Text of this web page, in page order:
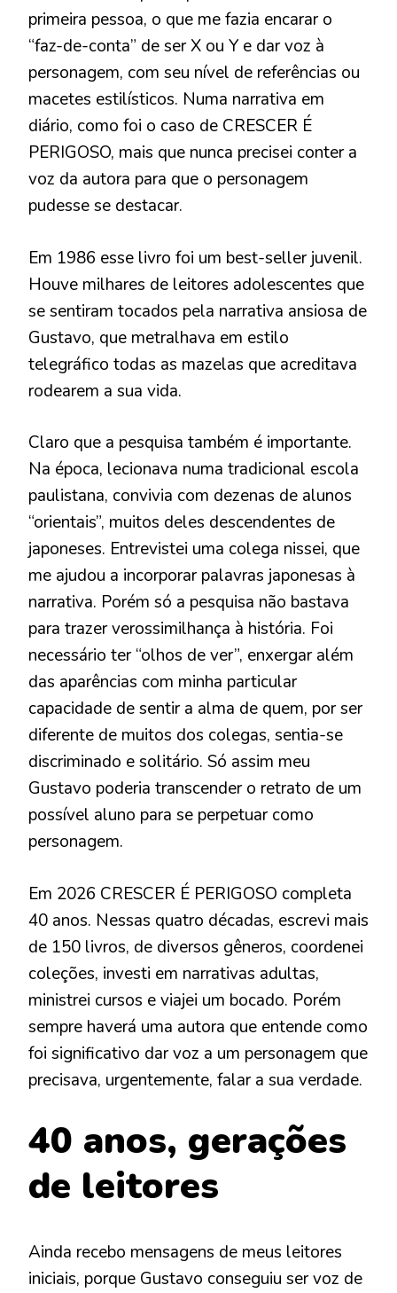
primeira pessoa, o que me fazia encarar o
“faz-de-conta” de ser X ou Y e dar voz à
personagem, com seu nível de referências ou
macetes estilísticos. Numa narrativa em
diário, como foi o caso de CRESCER É
PERIGOSO, mais que nunca precisei conter a
voz da autora para que o personagem
pudesse se destacar.
Em 1986 esse livro foi um best-seller juvenil.
Houve milhares de leitores adolescentes que
se sentiram tocados pela narrativa ansiosa de
Gustavo, que metralhava em estilo
telegráfico todas as mazelas que acreditava
rodearem a sua vida.
Claro que a pesquisa também é importante.
Na época, lecionava numa tradicional escola
paulistana, convivia com dezenas de alunos
“orientais”, muitos deles descendentes de
japoneses. Entrevistei uma colega nissei, que
me ajudou a incorporar palavras japonesas à
narrativa. Porém só a pesquisa não bastava
para trazer verossimilhança à história. Foi
necessário ter “olhos de ver”, enxergar além
das aparências com minha particular
capacidade de sentir a alma de quem, por ser
diferente de muitos dos colegas, sentia-se
discriminado e solitário. Só assim meu
Gustavo poderia transcender o retrato de um
possível aluno para se perpetuar como
personagem.
Em 2026 CRESCER É PERIGOSO completa
40 anos. Nessas quatro décadas, escrevi mais
de 150 livros, de diversos gêneros, coordenei
coleções, investi em narrativas adultas,
ministrei cursos e viajei um bocado. Porém
sempre haverá uma autora que entende como
foi significativo dar voz a um personagem que
precisava, urgentemente, falar a sua verdade.
40 anos, gerações
de leitores
Ainda recebo mensagens de meus leitores
iniciais, porque Gustavo conseguiu ser voz de